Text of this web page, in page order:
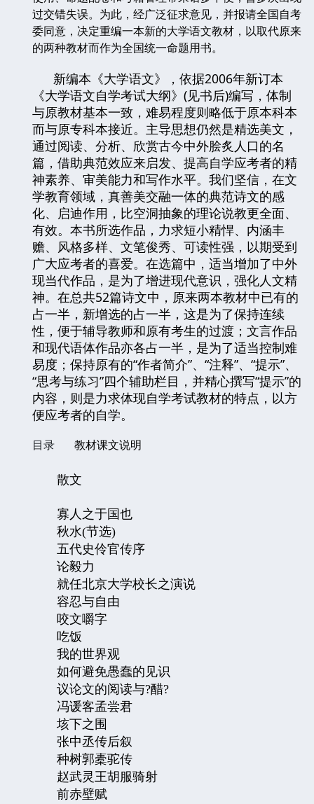
过交错失误。为此，经广泛征求意见，并报请全国自考
委同意，决定重编一本新的大学语文教材，以取代原来
的两种教材而作为全国统一命题用书。
新编本《大学语文》，依据2006年新订本
《大学语文自学考试大纲》(见书后)编写，体制
与原教材基本一致，难易程度则略低于原本科本
而与原专科本接近。主导思想仍然是精选美文，
通过阅读、分析、欣赏古今中外脍炙人口的名
篇，借助典范效应来启发、提高自学应考者的精
神素养、审美能力和写作水平。我们坚信，在文
学教育领域，真善美交融一体的典范诗文的感
化、启迪作用，比空洞抽象的理论说教更全面、
有效。本书所选作品，力求短小精悍、内涵丰
赡、风格多样、文笔俊秀、可读性强，以期受到
广大应考者的喜爱。在选篇中，适当增加了中外
现当代作品，是为了增进现代意识，强化人文精
神。在总共52篇诗文中，原来两本教材中已有的
占一半，新增选的占一半，这是为了保持连续
性，便于辅导教师和原有考生的过渡；文言作品
和现代语体作品亦各占一半，是为了适当控制难
易度；保持原有的“作者简介”、“注释”、“提示”、
“思考与练习”四个辅助栏目，并精心撰写“提示”的
内容，则是力求体现自学考试教材的特点，以方
便应考者的自学。
目录 教材课文说明
散文
寡人之于国也
秋水(节选)
五代史伶官传序
论毅力
就任北京大学校长之演说
容忍与自由
咬文嚼字
吃饭
我的世界观
如何避免愚蠢的见识
议论文的阅读与?醋?
冯谖客孟尝君
垓下之围
张中丞传后叙
种树郭橐驼传
赵武灵王胡服骑射
前赤壁赋